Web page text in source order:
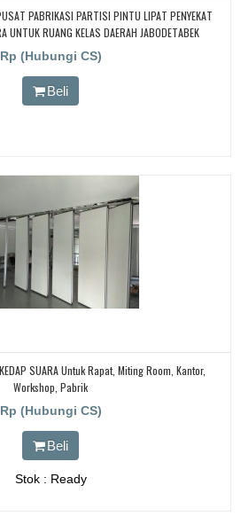
PABRIKASI PARTISI PINTU LIPAT PENYEKAT
UNTUK RUANG KELAS DAERAH JABODETABEK
Rp (Hubungi CS)
Beli
SUARA Untuk Rapat, Miting Room, Kantor,
Workshop, Pabrik
Rp (Hubungi CS)
Beli
Stok : Ready